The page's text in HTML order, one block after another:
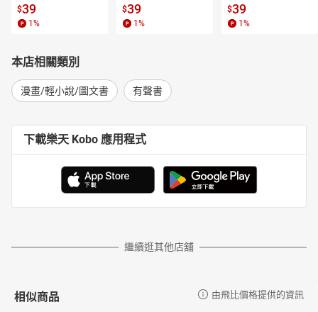
書】
$39
1 %
【電子書】
$39
1 %
子書】
$39
1 %
本店相關類別
漫畫/輕小說/圖文書 有聲書
下載樂天 Kobo 應用程式
繼續逛其他店舖
相似商品 由飛比價格提供的資訊